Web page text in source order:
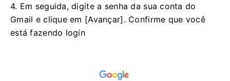
4. Em seguida, digite a senha da sua conta do
Gmail e clique em [Avançar]. Confirme que você
está fazendo login